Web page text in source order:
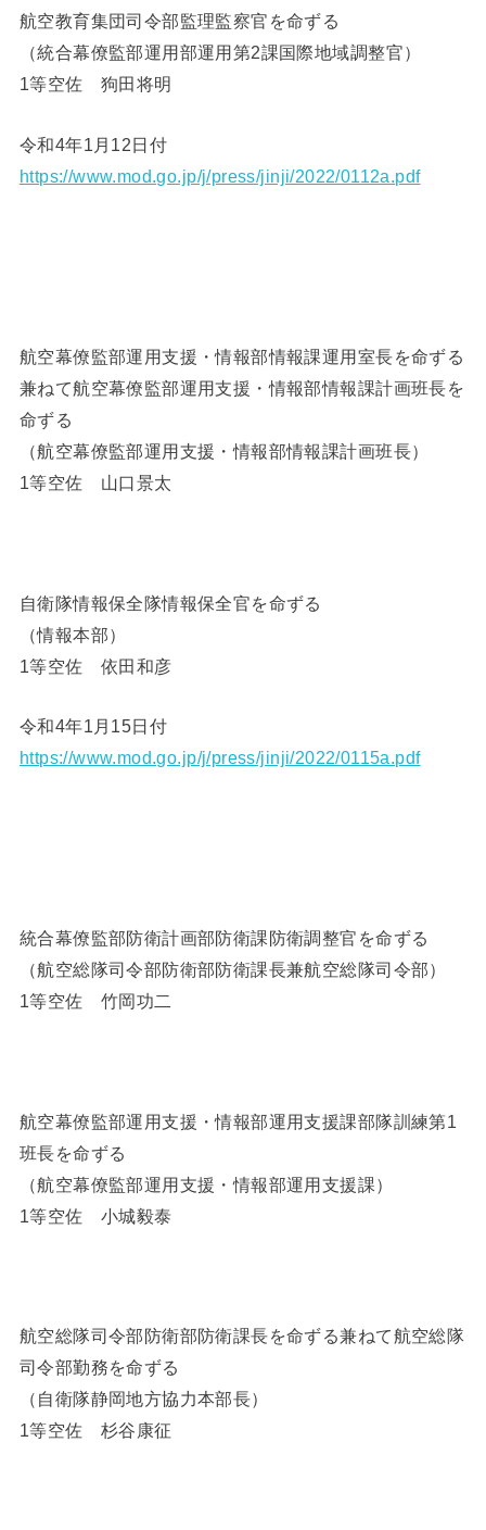
航空教育集団司令部監理監察官を命ずる
（統合幕僚監部運用部運用第2課国際地域調整官）
1等空佐 狗田将明
令和4年1月12日付
https://www.mod.go.jp/j/press/jinji/2022/0112a.pdf
航空幕僚監部運用支援・情報部情報課運用室長を命ずる
兼ねて航空幕僚監部運用支援・情報部情報課計画班長を
命ずる
（航空幕僚監部運用支援・情報部情報課計画班長）
1等空佐 山口景太
自衛隊情報保全隊情報保全官を命ずる
（情報本部）
1等空佐 依田和彦
令和4年1月15日付
https://www.mod.go.jp/j/press/jinji/2022/0115a.pdf
統合幕僚監部防衛計画部防衛課防衛調整官を命ずる
（航空総隊司令部防衛部防衛課長兼航空総隊司令部）
1等空佐 竹岡功二
航空幕僚監部運用支援・情報部運用支援課部隊訓練第1
班長を命ずる
（航空幕僚監部運用支援・情報部運用支援課）
1等空佐 小城毅泰
航空総隊司令部防衛部防衛課長を命ずる兼ねて航空総隊
司令部勤務を命ずる
（自衛隊静岡地方協力本部長）
1等空佐 杉谷康征